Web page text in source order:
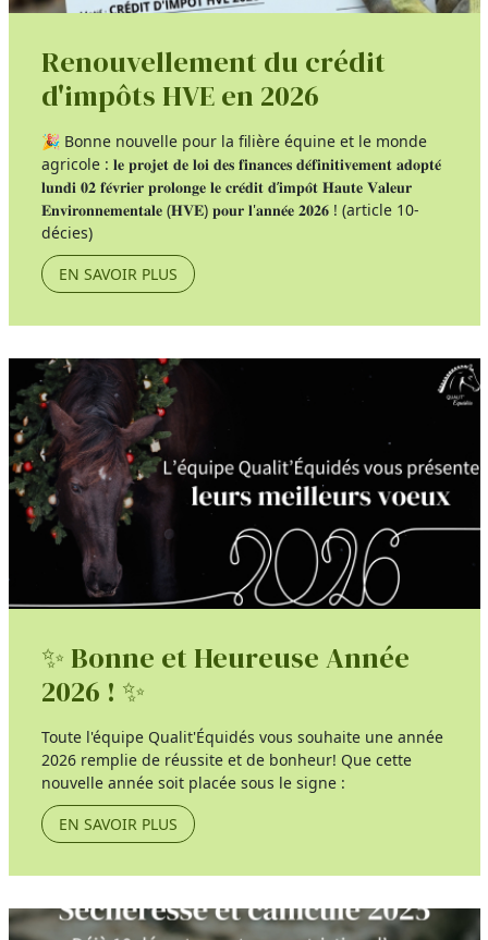
Renouvellement du crédit
d'impôts HVE en 2026
🎉 Bonne nouvelle pour la filière équine et le monde
agricole : 𝐥𝐞 𝐩𝐫𝐨𝐣𝐞𝐭 𝐝𝐞 𝐥𝐨𝐢 𝐝𝐞𝐬 𝐟𝐢𝐧𝐚𝐧𝐜𝐞𝐬 𝐝𝐞́𝐟𝐢𝐧𝐢𝐭𝐢𝐯𝐞𝐦𝐞𝐧𝐭 𝐚𝐝𝐨𝐩𝐭𝐞́
𝐥𝐮𝐧𝐝𝐢 𝟎𝟐 𝐟𝐞́𝐯𝐫𝐢𝐞𝐫 𝐩𝐫𝐨𝐥𝐨𝐧𝐠𝐞 𝐥𝐞 𝐜𝐫𝐞́𝐝𝐢𝐭 𝐝’𝐢𝐦𝐩𝐨̂𝐭 𝐇𝐚𝐮𝐭𝐞 𝐕𝐚𝐥𝐞𝐮𝐫
𝐄𝐧𝐯𝐢𝐫𝐨𝐧𝐧𝐞𝐦𝐞𝐧𝐭𝐚𝐥𝐞 (𝐇𝐕𝐄) 𝐩𝐨𝐮𝐫 𝐥'𝐚𝐧𝐧𝐞́𝐞 𝟐𝟎𝟐𝟔 ! (article 10-
décies)
EN SAVOIR PLUS
✨ Bonne et Heureuse Année
2026 ! ✨
Toute l'équipe Qualit'Équidés vous souhaite une année
2026 remplie de réussite et de bonheur! Que cette
nouvelle année soit placée sous le signe :
EN SAVOIR PLUS